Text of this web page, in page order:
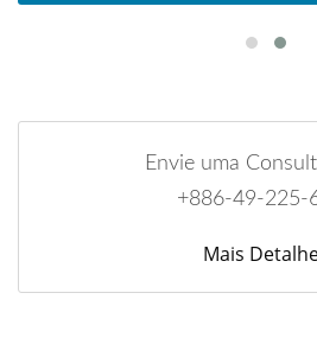
Envie uma
+886-49-225-
Mais